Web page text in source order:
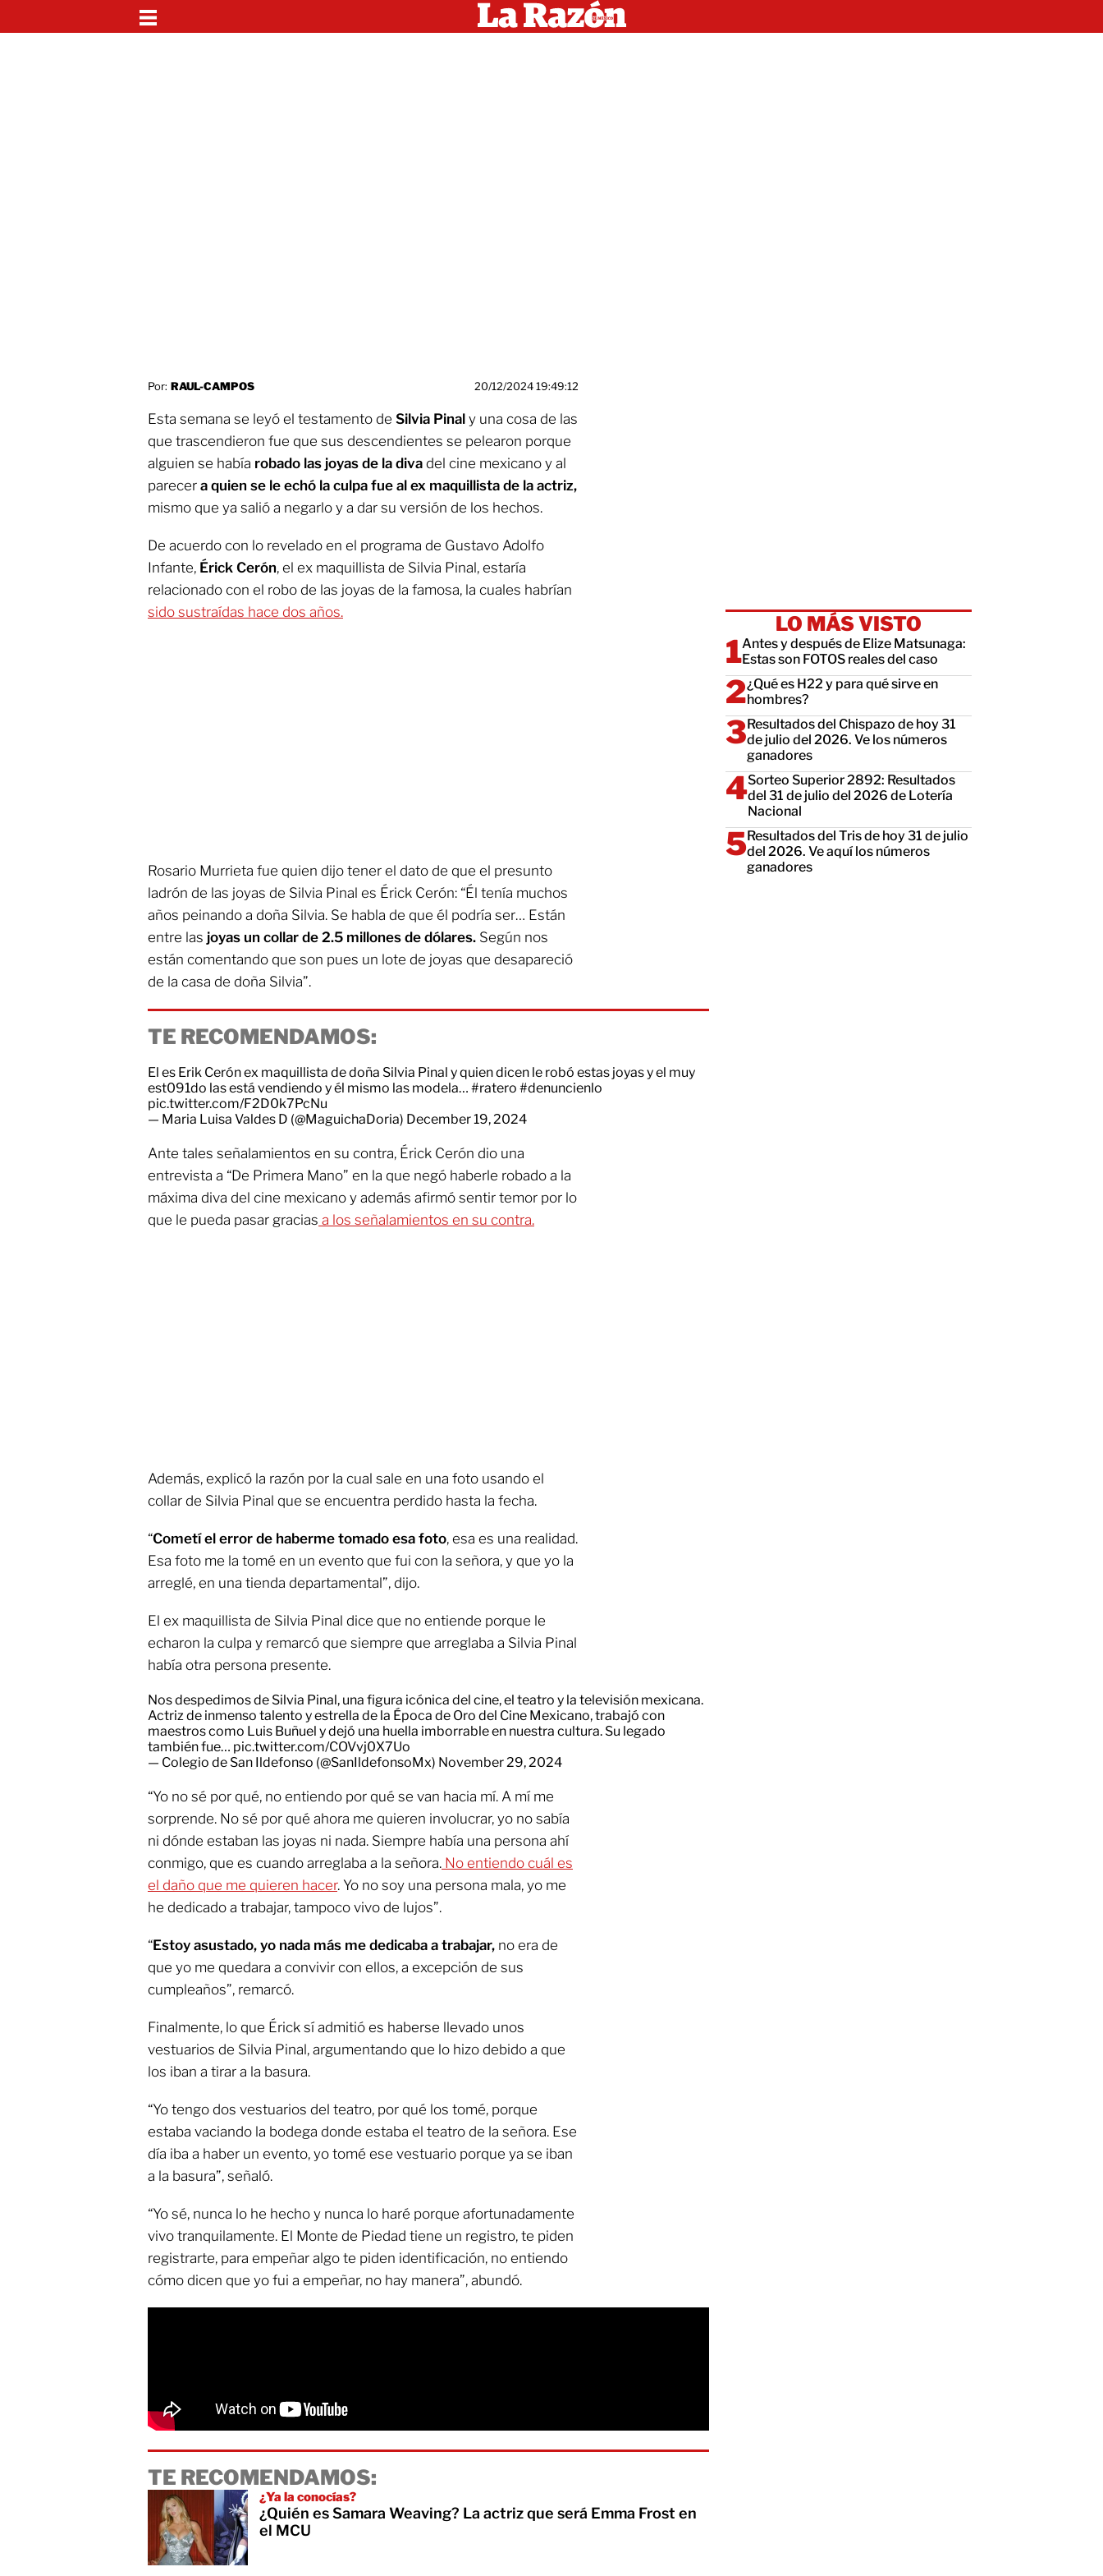
Por: RAUL-CAMPOS 20/12/2024 19:49:12
Esta semana se leyó el testamento de Silvia Pinal y una cosa de las
que trascendieron fue que sus descendientes se pelearon porque
alguien se había robado las joyas de la diva del cine mexicano y al
parecer a quien se le echó la culpa fue al ex maquillista de la actriz,
mismo que ya salió a negarlo y a dar su versión de los hechos.
De acuerdo con lo revelado en el programa de Gustavo Adolfo
Infante, Érick Cerón, el ex maquillista de Silvia Pinal, estaría
relacionado con el robo de las joyas de la famosa, la cuales habrían
sido sustraídas hace dos años.
Rosario Murrieta fue quien dijo tener el dato de que el presunto
ladrón de las joyas de Silvia Pinal es Érick Cerón: “Él tenía muchos
años peinando a doña Silvia. Se habla de que él podría ser… Están
entre las joyas un collar de 2.5 millones de dólares. Según nos
están comentando que son pues un lote de joyas que desapareció
de la casa de doña Silvia”.
TE RECOMENDAMOS:
El es Erik Cerón ex maquillista de doña Silvia Pinal y quien dicen le robó estas joyas y el muy
est091do las está vendiendo y él mismo las modela… #ratero #denuncienlo
pic.twitter.com/F2D0k7PcNu
— Maria Luisa Valdes D (@MaguichaDoria) December 19, 2024
Ante tales señalamientos en su contra, Érick Cerón dio una
entrevista a “De Primera Mano” en la que negó haberle robado a la
máxima diva del cine mexicano y además afirmó sentir temor por lo
que le pueda pasar gracias a los señalamientos en su contra.
Además, explicó la razón por la cual sale en una foto usando el
collar de Silvia Pinal que se encuentra perdido hasta la fecha.
“Cometí el error de haberme tomado esa foto, esa es una realidad.
Esa foto me la tomé en un evento que fui con la señora, y que yo la
arreglé, en una tienda departamental”, dijo.
El ex maquillista de Silvia Pinal dice que no entiende porque le
echaron la culpa y remarcó que siempre que arreglaba a Silvia Pinal
había otra persona presente.
Nos despedimos de Silvia Pinal, una figura icónica del cine, el teatro y la televisión mexicana.
Actriz de inmenso talento y estrella de la Época de Oro del Cine Mexicano, trabajó con
maestros como Luis Buñuel y dejó una huella imborrable en nuestra cultura. Su legado
también fue… pic.twitter.com/COVvj0X7Uo
— Colegio de San Ildefonso (@SanIldefonsoMx) November 29, 2024
“Yo no sé por qué, no entiendo por qué se van hacia mí. A mí me
sorprende. No sé por qué ahora me quieren involucrar, yo no sabía
ni dónde estaban las joyas ni nada. Siempre había una persona ahí
conmigo, que es cuando arreglaba a la señora. No entiendo cuál es
el daño que me quieren hacer. Yo no soy una persona mala, yo me
he dedicado a trabajar, tampoco vivo de lujos”.
“Estoy asustado, yo nada más me dedicaba a trabajar, no era de
que yo me quedara a convivir con ellos, a excepción de sus
cumpleaños”, remarcó.
Finalmente, lo que Érick sí admitió es haberse llevado unos
vestuarios de Silvia Pinal, argumentando que lo hizo debido a que
los iban a tirar a la basura.
“Yo tengo dos vestuarios del teatro, por qué los tomé, porque
estaba vaciando la bodega donde estaba el teatro de la señora. Ese
día iba a haber un evento, yo tomé ese vestuario porque ya se iban
a la basura”, señaló.
“Yo sé, nunca lo he hecho y nunca lo haré porque afortunadamente
vivo tranquilamente. El Monte de Piedad tiene un registro, te piden
registrarte, para empeñar algo te piden identificación, no entiendo
cómo dicen que yo fui a empeñar, no hay manera”, abundó.
TE RECOMENDAMOS:
¿Ya la conocías?
¿Quién es Samara Weaving? La actriz que será Emma Frost en
el MCU
LO MÁS VISTO
Antes y después de Elize Matsunaga:
Estas son FOTOS reales del caso
¿Qué es H22 y para qué sirve en
hombres?
Resultados del Chispazo de hoy 31
de julio del 2026. Ve los números
ganadores
Sorteo Superior 2892: Resultados
del 31 de julio del 2026 de Lotería
Nacional
Resultados del Tris de hoy 31 de julio
del 2026. Ve aquí los números
ganadores